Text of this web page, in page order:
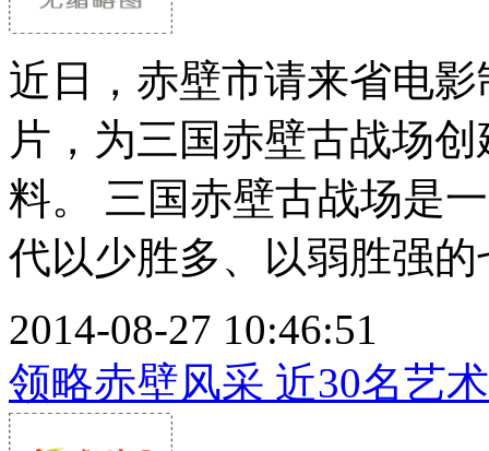
近日，赤壁市请来省电
片，为三国赤壁古战场
料。 三国赤壁古战场是
代以少胜多、以弱胜强的
2014-08-27 10:46:51
领略赤壁风采 近30名艺